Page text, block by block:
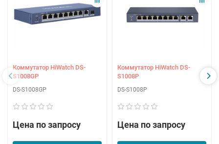
Коммутатор HiWatch DS-
S1008GP
DS-S1008GP
Цена по запросу
Коммутатор HiWatch DS-
S1008P
DS-S1008P
Цена по запросу